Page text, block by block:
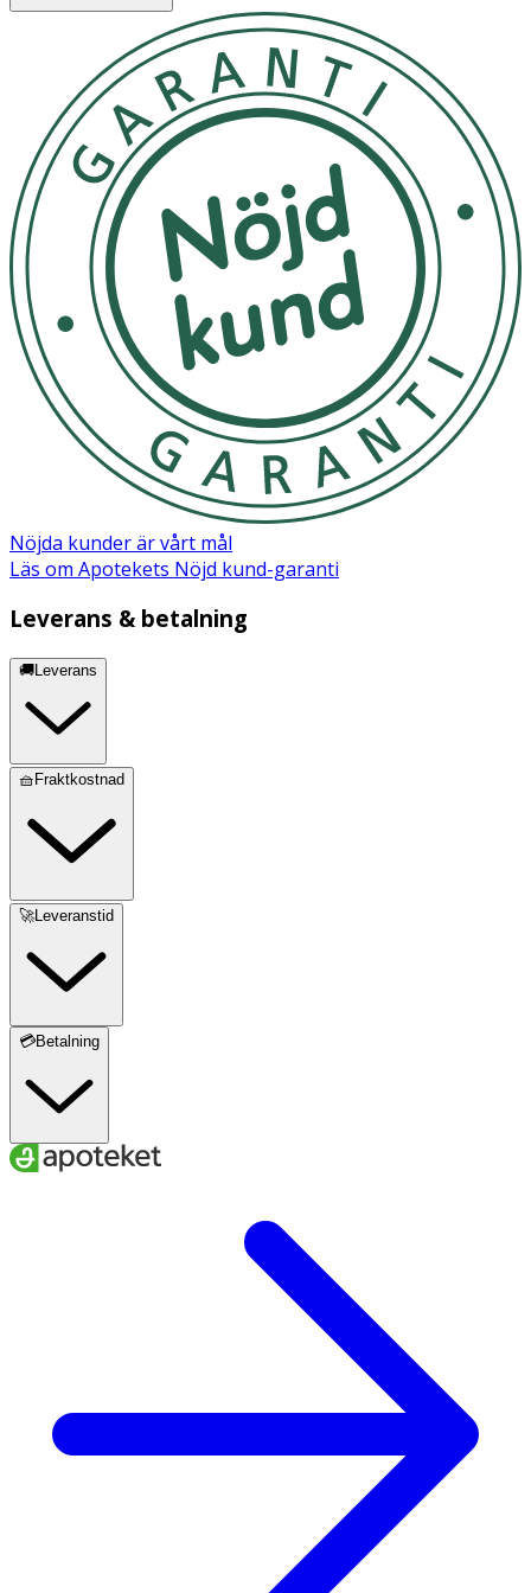
Nöjda kunder är vårt mål
Läs om Apotekets Nöjd kund-garanti
Leverans & betalning
🚚Leverans
🧺Fraktkostnad
🚀Leveranstid
💳Betalning